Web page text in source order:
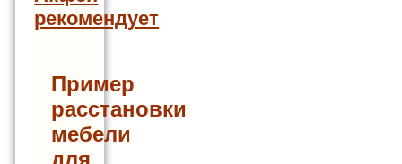
рекомендует
Пример
расстановки
мебели
для